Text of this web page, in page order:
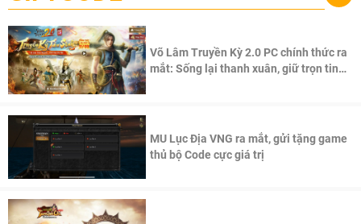
Võ Lâm Truyền Kỳ 2.0 PC chính thức ra
mắt: Sống lại thanh xuân, giữ trọn tinh
MU Lục Địa VNG ra mắt, gửi tặng game
thủ bộ Code cực giá trị